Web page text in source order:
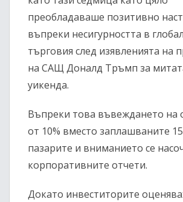
преобладаваше позитивно
въпреки несигурността в
търговия след изявленията на
на САЩ Доналд Тръмп за
уикенда.
Въпреки това въвеждането
от 10% вместо заплашваните
пазарите и вниманието се
корпоративните отчети.
Докато инвеститорите